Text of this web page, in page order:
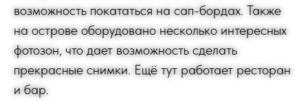
возможность покататься на сап-бордах. Также
на острове оборудовано несколько интересных
фотозон, что дает возможность сделать
прекрасные снимки. Ещё тут работает ресторан
и бар.